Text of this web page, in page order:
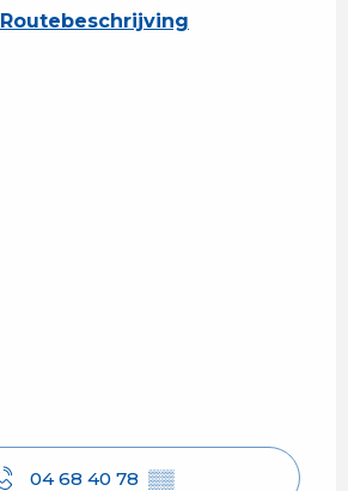
Routebeschrijving
04 68 40 78 ▒▒